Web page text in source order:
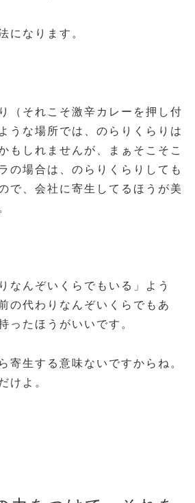
になります。
（それこそ激辛カレーを押し付
うな場所では、のらりくらりは
もしれませんが、まぁそこそこ
の場合は、のらりくらりしても
で、会社に寄生してるほうが美
なんぞいくらでもいる」よう
の代わりなんぞいくらでもあ
ったほうがいいです。
寄生する意味ないですからね。
けよ。